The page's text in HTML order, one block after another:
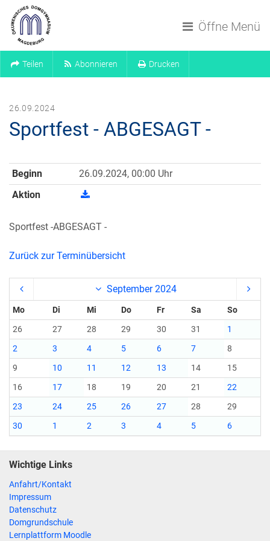
Öffne Menü
Teilen Abonnieren Drucken
26.09.2024
Sportfest - ABGESAGT -
Beginn
26.09.2024, 00:00 Uhr
Aktion
Sportfest -ABGESAGT -
Zurück zur Terminübersicht
September 2024
Mo Di Mi Do Fr Sa
So
26
27 28 29 30 31
1
2
3 4 5 6 7
8
9
10 11 12 13 14
15
16
17 18 19 20 21
22
23
24 25 26 27 28
29
30
1 2 3 4 5 6
Wichtige Links
Anfahrt/Kontakt
Impressum
Datenschutz
Domgrundschule
Lernplattform Moodle